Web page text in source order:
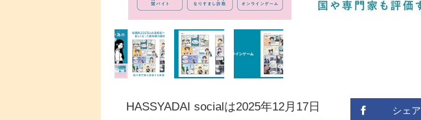
シェア
HASSYADAI socialは2025年12月17日